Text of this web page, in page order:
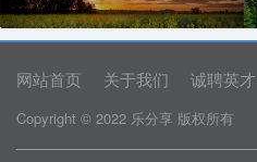
网站首页 关于我们 诚聘英才
Copyright © 2022 乐分享 版权所有